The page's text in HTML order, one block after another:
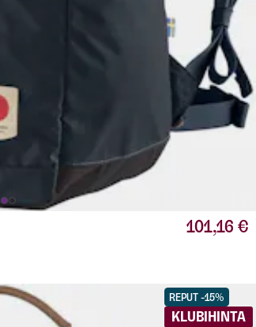
101,16 €
REPUT -15%
KLUBIHINTA